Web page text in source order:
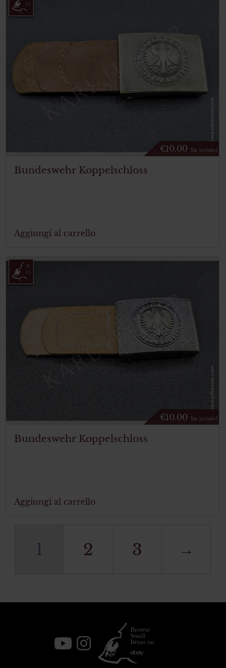
€10.00 Tax. included
Bundeswehr Koppelschloss
Aggiungi al carrello
€10.00 Tax. included
Bundeswehr Koppelschloss
Aggiungi al carrello
1 2 3 →